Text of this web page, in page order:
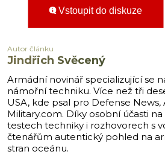
Vstoupit do diskuze
Autor článku
Jindřich Svěcený
Armádní novinář specializující se
námořní techniku. Více než tři
USA, kde psal pro Defense News,
Military.com. Díky osobní účasti
testech techniky i rozhovorech s
čtenářům autentický pohled na
stran oceánu.